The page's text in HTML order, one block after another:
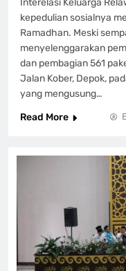
Interelasi Keluarga
kepedulian sosialnya
Ramadhan. Meski
menyelenggarakan
dan pembagian 561
Jalan Kober, Depok,
yang mengusung…
Read More